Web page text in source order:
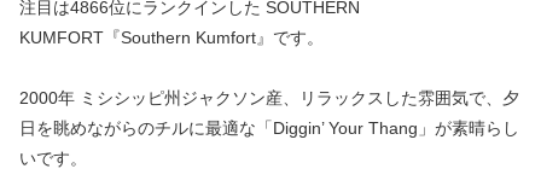
注目は4866位にランクインした SOUTHERN
KUMFORT『Southern Kumfort』です。
2000年 ミシシッピ州ジャクソン産、リラックスした雰囲気で、夕
日を眺めながらのチルに最適な「Diggin’ Your Thang」が素晴らし
いです。